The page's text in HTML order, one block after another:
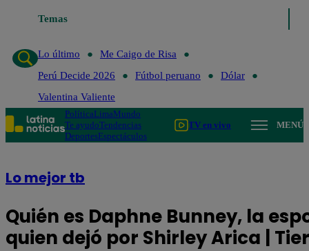
Temas
Lo último
Me Caigo de Risa
Perú Decide 2026
Fútbol peruano
Dólar
Valentina Valiente
PolíticaLimaMundo
Te ayudoTendencias
DeportesEspectáculos
TV en vivo MENÚ
Lo mejor tb
Quién es Daphne Bunney, la
quien dejó por Shirley Arica |